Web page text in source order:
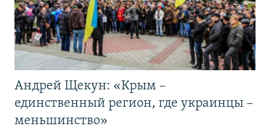
Андрей Щекун: «Крым –
единственный регион, где украинцы –
меньшинство»